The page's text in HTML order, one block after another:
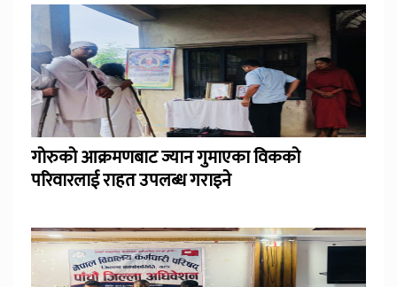
गोरुको आक्रमणबाट ज्यान गुमाएका विकको
परिवारलाई राहत उपलब्ध गराइने